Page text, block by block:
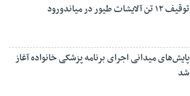
توقیف ۱۲ تن آلایشات طیور در میاندورود
پایش‌های میدانی اجرای برنامه پزشکی خانواده آغاز
شد